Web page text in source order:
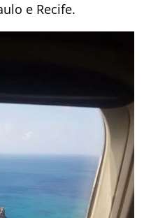
e Recife.